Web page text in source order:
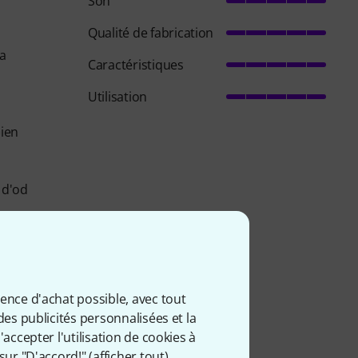
d'achat possible, avec tout
publicités personnalisées et la
l'utilisation de cookies à
Qualité de fabrication
Caractéristiques
Utilisation